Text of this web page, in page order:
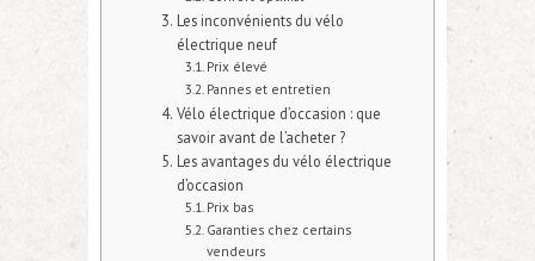
Les inconvénients du vélo
électrique neuf
Prix élevé
Pannes et entretien
Vélo électrique d’occasion : que
savoir avant de l’acheter ?
Les avantages du vélo électrique
d’occasion
Prix bas
Garanties chez certains
vendeurs